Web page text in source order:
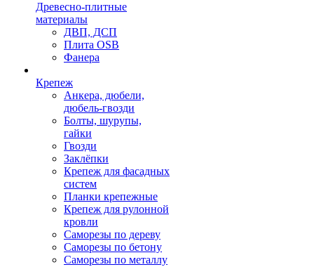
Древесно-плитные
материалы
ДВП, ДСП
Плита OSB
Фанера
Крепеж
Анкера, дюбели,
дюбель-гвозди
Болты, шурупы,
гайки
Гвозди
Заклёпки
Крепеж для фасадных
систем
Планки крепежные
Крепеж для рулонной
кровли
Саморезы по дереву
Саморезы по бетону
Саморезы по металлу